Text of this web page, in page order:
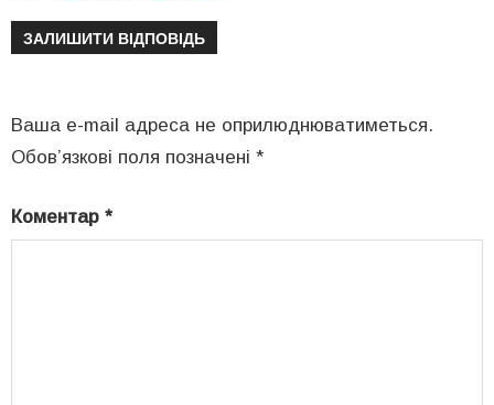
ЗАЛИШИТИ ВІДПОВІДЬ
Ваша e-mail адреса не оприлюднюватиметься.
Обов’язкові поля позначені *
Коментар *